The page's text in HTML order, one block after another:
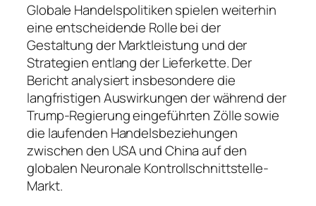
Globale Handelspolitiken spielen weiterhin
eine entscheidende Rolle bei der
Gestaltung der Marktleistung und der
Strategien entlang der Lieferkette. Der
Bericht analysiert insbesondere die
langfristigen Auswirkungen der während der
Trump-Regierung eingeführten Zölle sowie
die laufenden Handelsbeziehungen
zwischen den USA und China auf den
globalen Neuronale Kontrollschnittstelle-
Markt.